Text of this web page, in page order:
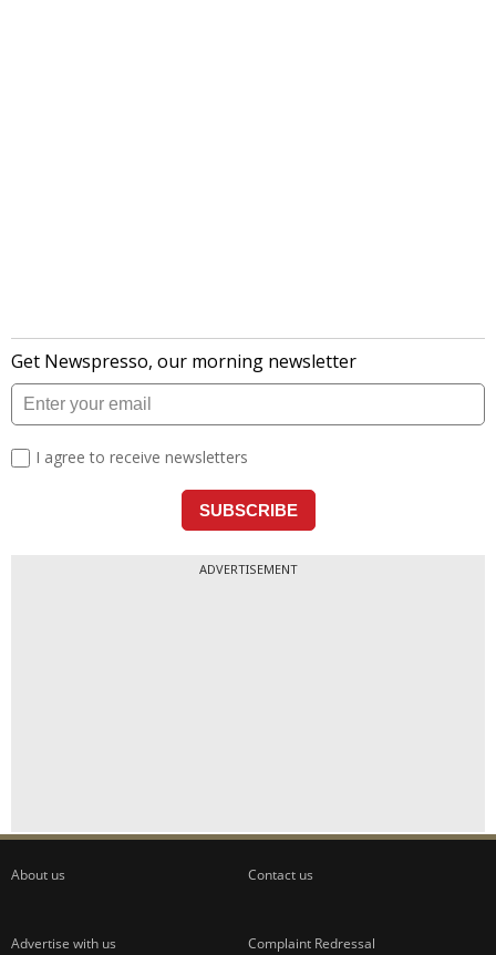
ADVERTISEMENT
About us Contact us
Advertise with us Complaint Redressal